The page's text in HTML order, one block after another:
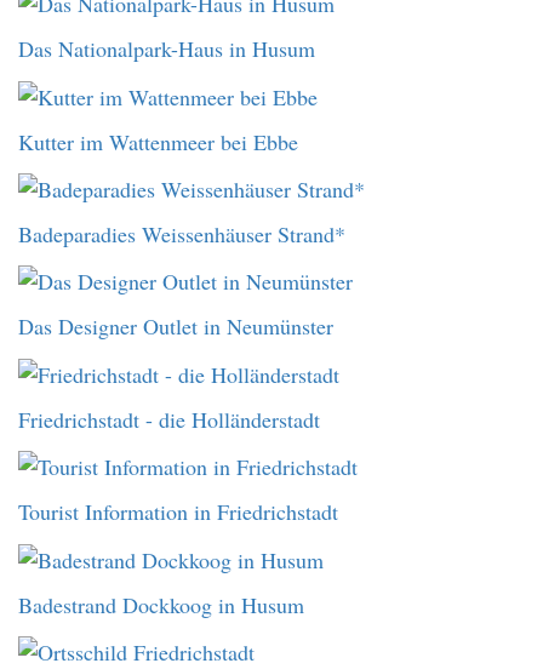
Das Nationalpark-Haus in Husum
Kutter im Wattenmeer bei Ebbe
Badeparadies Weissenhäuser Strand*
Das Designer Outlet in Neumünster
Friedrichstadt - die Holländerstadt
Tourist Information in Friedrichstadt
Badestrand Dockkoog in Husum